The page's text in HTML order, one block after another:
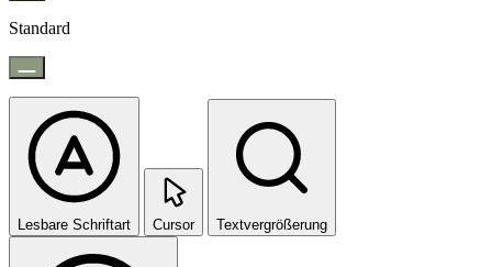
Standard
Lesbare Schriftart Cursor Textvergrößerung